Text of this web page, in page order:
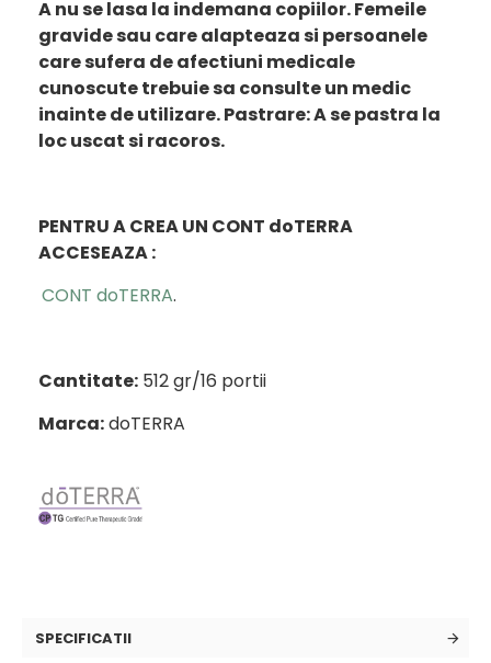
A nu se lasa la indemana copiilor. Femeile
gravide sau care alapteaza si persoanele
care sufera de afectiuni medicale
cunoscute trebuie sa consulte un medic
inainte de utilizare. Pastrare: A se pastra la
loc uscat si racoros.
PENTRU A CREA UN CONT doTERRA
ACCESEAZA :
CONT doTERRA.
Cantitate: 512 gr/16 portii
Marca:doTERRA
SPECIFICATII